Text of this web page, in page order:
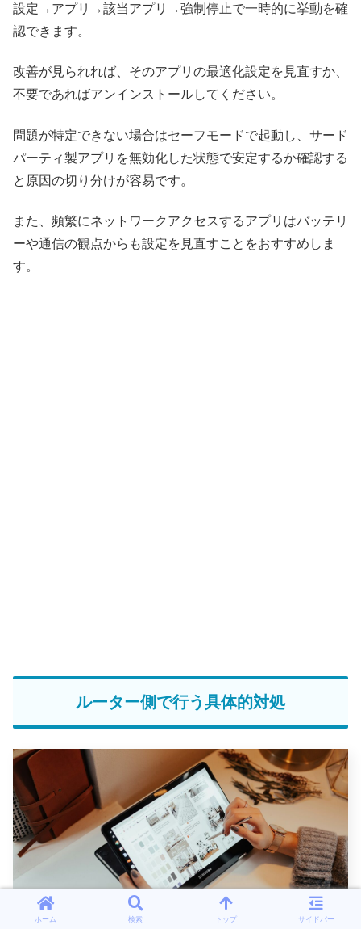
設定→アプリ→該当アプリ→強制停止で一時的に挙動を確
認できます。
改善が見られれば、そのアプリの最適化設定を見直すか、
不要であればアンインストールしてください。
問題が特定できない場合はセーフモードで起動し、サード
パーティ製アプリを無効化した状態で安定するか確認する
と原因の切り分けが容易です。
また、頻繁にネットワークアクセスするアプリはバッテリ
ーや通信の観点からも設定を見直すことをおすすめしま
す。
ルーター側で行う具体的対処
ホーム 検索 トップ サイドバー